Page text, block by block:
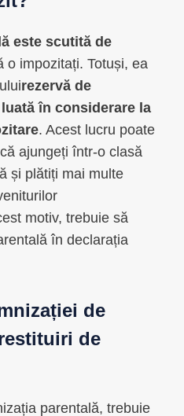
este scutită de
o impozitați. Totuși, ea
rezervă de
în considerare la
. Acest lucru poate
ajungeți într-o clasă
și plătiți mai multe
motiv, trebuie să
în declarația
de
de
parentală, trebuie